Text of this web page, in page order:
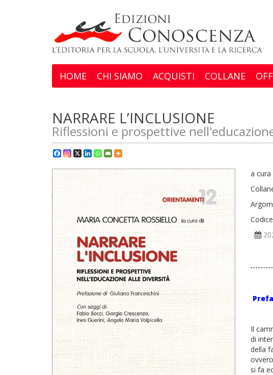
HOME CHI SIAMO ACQUISTI COLLANE
NARRARE L’INCLUSIONE
Riflessioni e prospettive
a cura
Il
di
della
si fa